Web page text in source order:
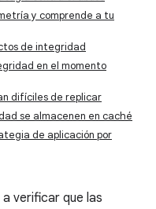
y comprende a tu
de integridad
en el momento
difíciles de replicar
se almacenen en caché
de aplicación por
verificar que las